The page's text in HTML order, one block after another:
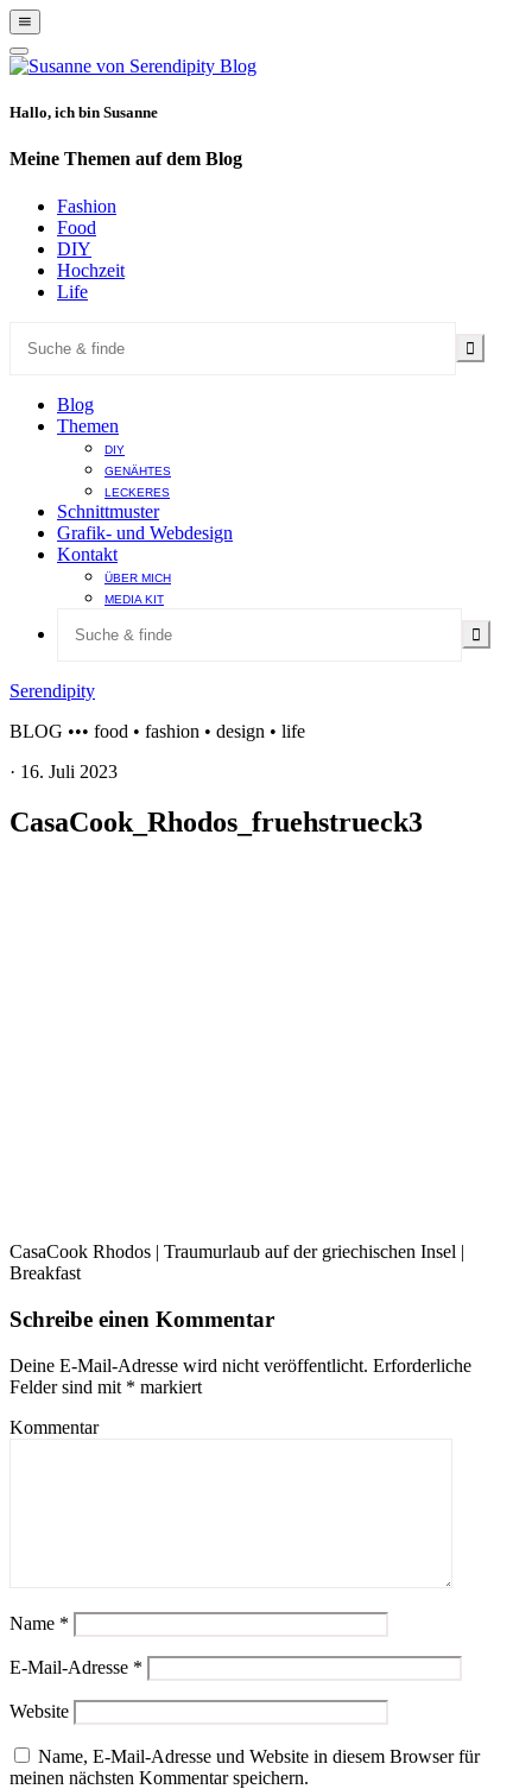
Show
Offscreen
Content
Hide
Offscreen
Hallo, ich bin Susanne
Meine Themen auf dem Blog
Fashion
Food
DIY
Hochzeit
Life
Blog
Themen
DIY
GENÄHTES
LECKERES
Schnittmuster
Grafik- und Webdesign
Kontakt
ÜBER MICH
MEDIA KIT
Serendipity
BLOG ••• food • fashion • design • life
· 16. Juli 2023
CasaCook_Rhodos_fruehstrueck3
CasaCook Rhodos | Traumurlaub auf der griechischen Insel |
Breakfast
Schreibe einen Kommentar
Deine E-Mail-Adresse wird nicht veröffentlicht. Erforderliche
Felder sind mit * markiert
Kommentar
Name *
E-Mail-Adresse *
Website
Name, E-Mail-Adresse und Website in diesem Browser für
meinen nächsten Kommentar speichern.